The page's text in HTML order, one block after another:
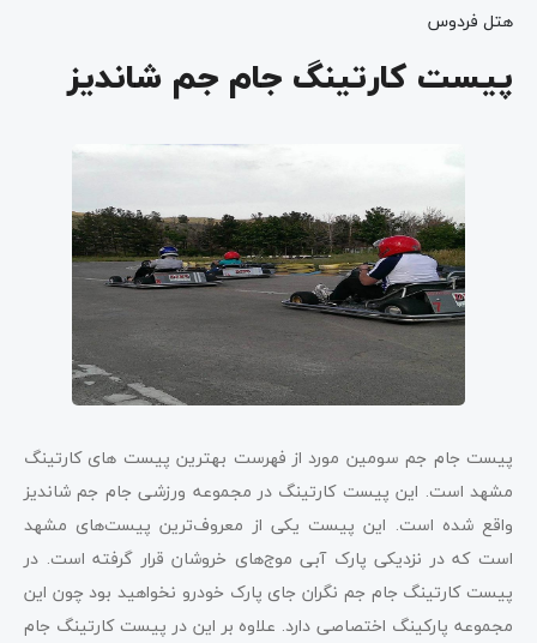
هتل فردوس
پیست کارتینگ جام جم شاندیز
پیست جام جم سومین مورد از فهرست بهترین پیست های کارتینگ
مشهد است. این پیست کارتینگ در مجموعه ورزشی جام جم شاندیز
واقع شده است. این پیست یکی از معروف‌ترین پیست‌های مشهد
است که در نزدیکی پارک آبی موج‌های خروشان قرار گرفته است. در
پیست کارتینگ جام جم نگران جای پارک خودرو نخواهید بود چون این
مجموعه پارکینگ اختصاصی دارد. علاوه بر این در پیست کارتینگ جام